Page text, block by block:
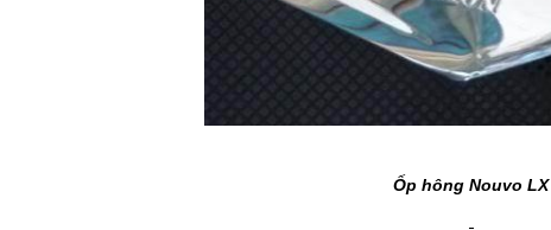
Ốp hông Nouvo LX